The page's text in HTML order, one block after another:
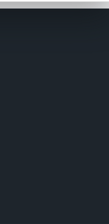
kullanılmaktadır. Bu
sunulması
ve sizlere yönelik
detaylı bilgi için Ayarlar
ve sitemizde ilgili
SONUCU-ÖZET)